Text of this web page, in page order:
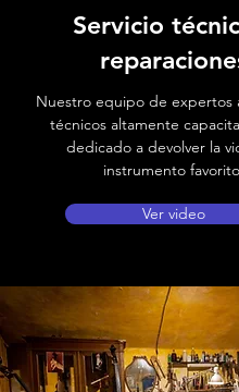
Servicio
Nuestro equipo de expertos
técnicos altamente
dedicado a devolver la
instrumento
Ver video